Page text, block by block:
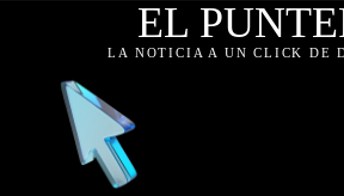
EL
LA NOTICIA A UN CLICK DE